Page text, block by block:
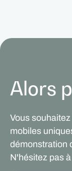
Alors
Vous
mobiles
démonstration
N'hésitez pas